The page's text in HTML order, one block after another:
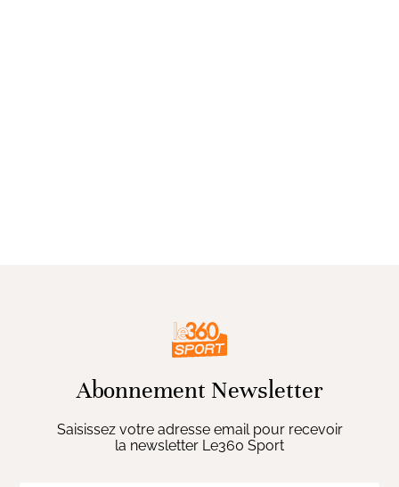
Abonnement Newsletter
Saisissez votre adresse email pour recevoir
la newsletter Le360 Sport